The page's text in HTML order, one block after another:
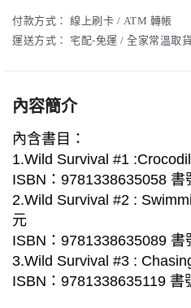
付款方式： 線上刷卡 / ATM 轉帳
運送方式：
宅配-免運 / 全家常溫取貨
內容簡介
內含書目：
1.Wild Survival #1
ISBN：9781338635058 書
2.Wild Survival #2 :
元
ISBN：9781338635089 書
3.Wild Survival #3 :
ISBN：9781338635119 書